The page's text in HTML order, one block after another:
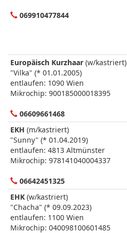
069910477844
Europäisch Kurzhaar (w/kastriert)
"Vilka" (* 01.01.2005)
entlaufen: 1090 Wien
Mikrochip: 900185000018395
06609661468
EKH (m/kastriert)
"Sunny" (* 01.04.2019)
entlaufen: 4813 Altmünster
Mikrochip: 978141040004337
06642451325
EHK (w/kastriert)
"Chacha" (* 09.09.2023)
entlaufen: 1100 Wien
Mikrochip: 040098100601485